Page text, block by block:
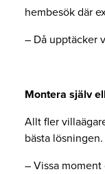
hembesök där
– Då upptäcker
Montera själv
Allt fler
bästa lösningen.
– Vissa moment